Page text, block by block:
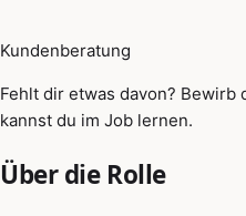
Kundenberatung
Fehlt dir etwas davon? Bewirb
kannst du im Job lernen.
Über die Rolle